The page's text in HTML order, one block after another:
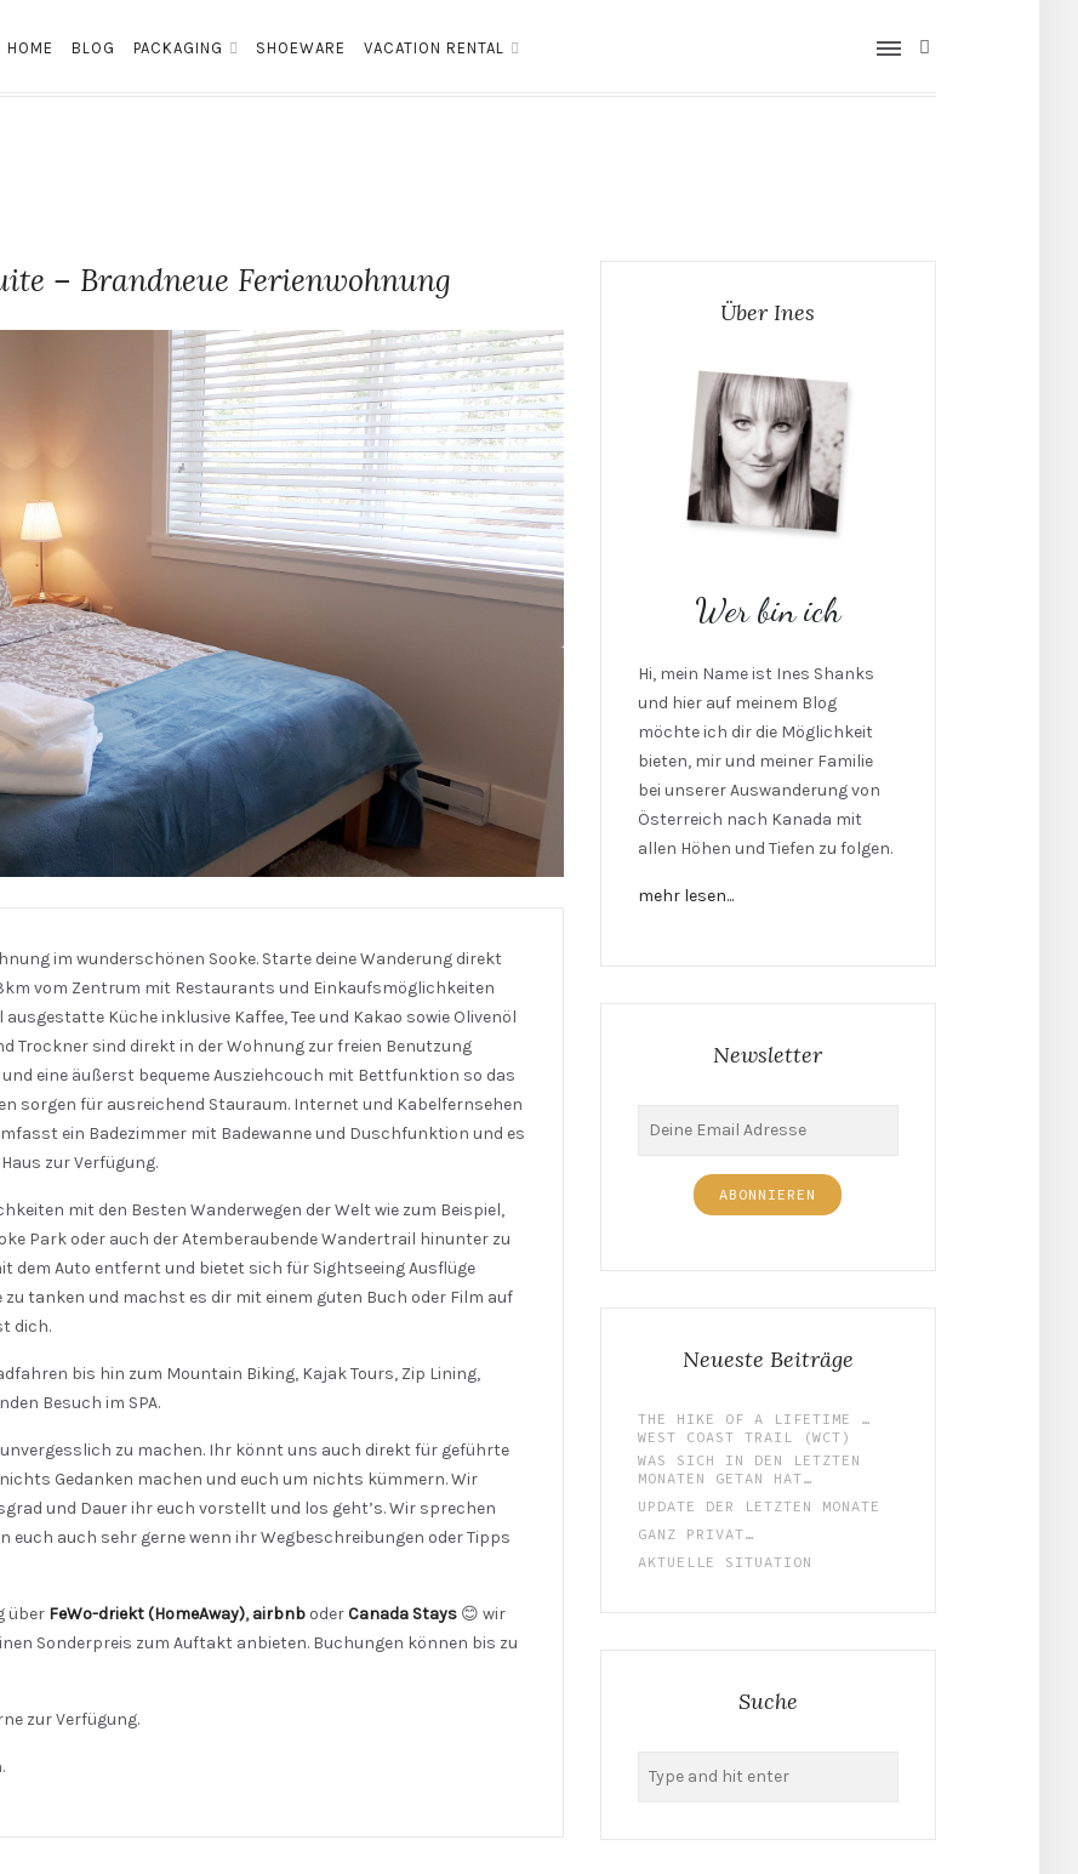
HOME BLOG PACKAGING SHOEWARE VACATION RENTAL
– Brandneue Ferienwohnung
im wunderschönen Sooke. Starte deine Wanderung direkt
vom Zentrum mit Restaurants und Einkaufsmöglichkeiten
Küche inklusive Kaffee, Tee und Kakao sowie Olivenöl
Trockner sind direkt in der Wohnung zur freien Benutzung
eine äußerst bequeme Ausziehcouch mit Bettfunktion so das
sorgen für ausreichend Stauraum. Internet und Kabelfernsehen
ein Badezimmer mit Badewanne und Duschfunktion und es
zur Verfügung.
mit den Besten Wanderwegen der Welt wie zum Beispiel,
Park oder auch der Atemberaubende Wandertrail hinunter zu
dem Auto entfernt und bietet sich für Sightseeing Ausflüge
tanken und machst es dir mit einem guten Buch oder Film auf
dich.
bis hin zum Mountain Biking, Kajak Tours, Zip Lining,
Besuch im SPA.
zu machen. Ihr könnt uns auch direkt für geführte
Gedanken machen und euch um nichts kümmern. Wir
und Dauer ihr euch vorstellt und los geht’s. Wir sprechen
auch sehr gerne wenn ihr Wegbeschreibungen oder Tipps
über FeWo-driekt (HomeAway),airbnb oderCanada Stays 😊 wir
Sonderpreis zum Auftakt anbieten. Buchungen können bis zu
zur Verfügung.
Über Ines
Wer bin ich
Hi, mein Name ist Ines Shanks
und hier auf meinem Blog
möchte ich dir die Möglichkeit
bieten, mir und meiner Familie
bei unserer Auswanderung von
Österreich nach Kanada mit
allen Höhen und Tiefen zu folgen.
mehr lesen...
Newsletter
Neueste Beiträge
THE HIKE OF A LIFETIME …
WEST COAST TRAIL (WCT)
WAS SICH IN DEN LETZTEN
MONATEN GETAN HAT…
UPDATE DER LETZTEN MONATE
GANZ PRIVAT…
AKTUELLE SITUATION
Suche